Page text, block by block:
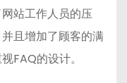
站工作人员的压
且增加了顾客的满
FAQ的设计。